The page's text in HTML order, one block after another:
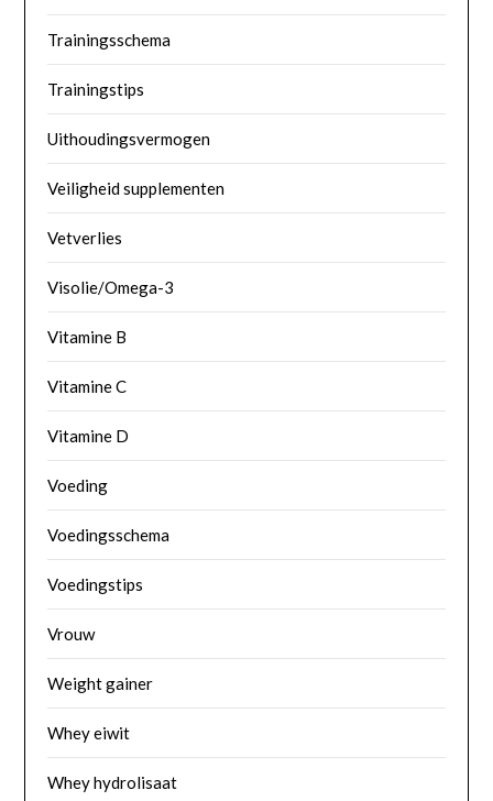
Trainingsschema
Trainingstips
Uithoudingsvermogen
Veiligheid supplementen
Vetverlies
Visolie/Omega-3
Vitamine B
Vitamine C
Vitamine D
Voeding
Voedingsschema
Voedingstips
Vrouw
Weight gainer
Whey eiwit
Whey hydrolisaat